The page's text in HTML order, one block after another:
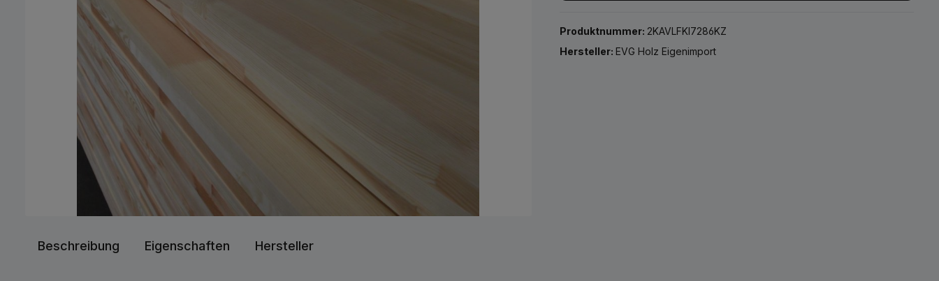
Produktnummer: 2KAVLFKI7286KZ
Hersteller:EVG Holz Eigenimport
Beschreibung Eigenschaften Hersteller